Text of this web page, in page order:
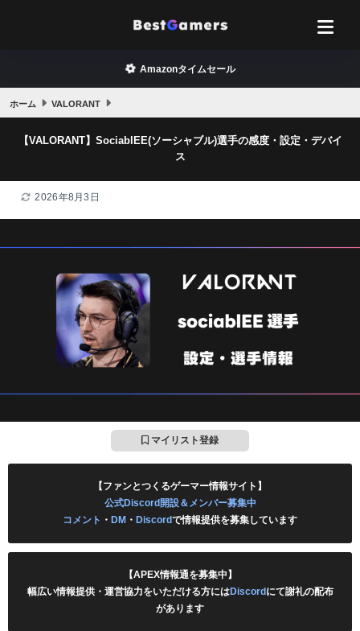
Amazonタイムセール
ホーム VALORANT
【VALORANT】SociablEE(ソーシャブル)選手の感度・設定・デバイ
ス
2026年8月3日
マイリスト登録
【ファンとつくるゲーマー情報サイト】
公式Discord開設＆メンバー募集中
コメント ・ DM ・ Discordで情報提供を募集しています
【APEX情報通を募集中】
幅広い情報提供・運営協力をいただける方にはDiscordにて謝礼の配布
があります